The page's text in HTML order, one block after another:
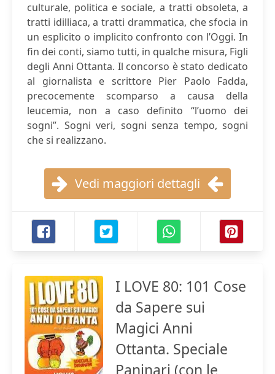
culturale, politica e sociale, a tratti obsoleta, a
tratti idilliaca, a tratti drammatica, che sfocia in
un esplicito o implicito confronto con l’Oggi. In
fin dei conti, siamo tutti, in qualche misura, Figli
degli Anni Ottanta. Il concorso è stato dedicato
al giornalista e scrittore Pier Paolo Fadda,
precocemente scomparso a causa della
leucemia, non a caso definito “l’uomo dei
sogni”. Sogni veri, sogni senza tempo, sogni
che si realizzano.
Vedi maggiori dettagli
I LOVE 80: 101 Cose
da Sapere sui
Magici Anni
Ottanta. Speciale
Paninari (con le